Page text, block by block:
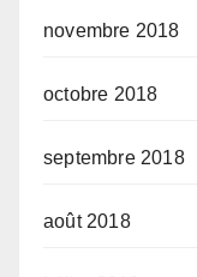
novembre 2018
octobre 2018
septembre 2018
août 2018